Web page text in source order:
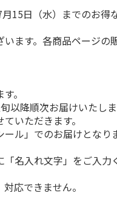
牡蠣の潮煮 ギフト
3,850円
(送料・税込)
国産水
15日（水）までのお得
ます。各商品ページの
。
降順次お届けいたしま
いただきます。
ル」でのお届けとなり
名入れ文字」をご入力
応できません。